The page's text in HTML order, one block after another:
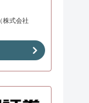
株式会社